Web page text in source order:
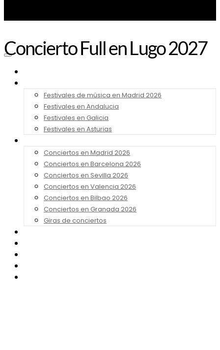
Festivales de música en Madrid 2026
Festivales en Andalucia
Festivales en Galicia
Festivales en Asturias
Conciertos en Madrid 2026
Conciertos en Barcelona 2026
Conciertos en Sevilla 2026
Conciertos en Valencia 2026
Conciertos en Bilbao 2026
Conciertos en Granada 2026
Giras de conciertos
Concierto Full en Lugo 2027